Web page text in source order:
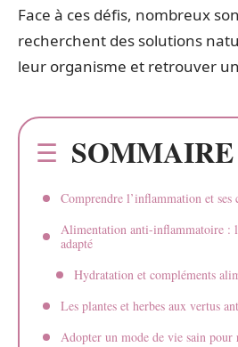
Face à ces défis, nombreux
recherchent des solutions
leur organisme et retrouver
SOMMAIRE
Comprendre l’inflammation et ses
Alimentation anti-inflammatoire :
adapté
Hydratation et compléments
Les plantes et herbes aux vertus
Adopter un mode de vie sain